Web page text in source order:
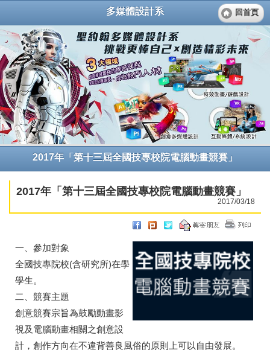
多媒體設計系 回首頁
2017年「第十三屆全國技專校院電腦動畫競賽」
2017年「第十三屆全國技專校院電腦動畫競賽」
2017/03/18
一、參加對象
全國技專院校(含研究所)在學
學生。
二、競賽主題
創意競賽宗旨為鼓勵動畫影
視及電腦動畫相關之創意設
計，創作方向在不違背善良風俗的原則上可以自由發展。